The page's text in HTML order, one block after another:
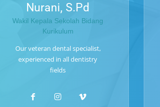
Nurani, S.Pd
Wakil Kepala Sekolah Bidang
Kurikulum
Our veteran dental specialist,
experienced in all dentistry
fields